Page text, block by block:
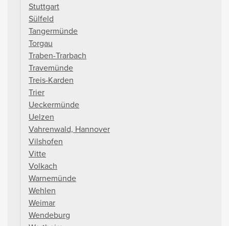
Stuttgart
Sülfeld
Tangermünde
Torgau
Traben-Trarbach
Travemünde
Treis-Karden
Trier
Ueckermünde
Uelzen
Vahrenwald, Hannover
Vilshofen
Vitte
Volkach
Warnemünde
Wehlen
Weimar
Wendeburg